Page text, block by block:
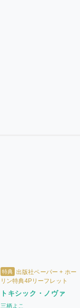
特典 出版社ペーパー + ホー
リン特典4Pリーフレット
トキシック・ノヴァ
三栖よこ